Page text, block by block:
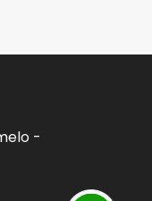
-